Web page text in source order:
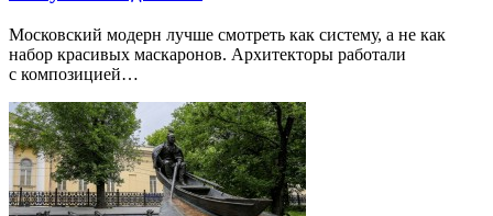
Московский модерн лучше смотреть как систему, а не как
набор красивых маскаронов. Архитекторы работали
с композицией…